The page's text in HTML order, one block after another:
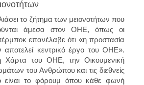
το ζήτημα των μειονοτήτων που
άμεσα στον ΟΗΕ, όπως οι
επανέλαβε ότι «η προστασία
αποτελεί κεντρικό έργο του ΟΗΕ».
Χάρτα του ΟΗΕ, την Οικουμενική
του Ανθρώπου και τις διεθνείς
είναι το φόρουμ όπου κάθε φωνή